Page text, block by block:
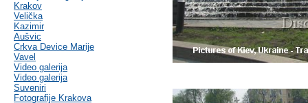
Krakov
Velička
Kazimir
Aušvic
Crkva Device Marije
Vavel
Video galerija
Video galerija
Suveniri
Fotografije Krakova